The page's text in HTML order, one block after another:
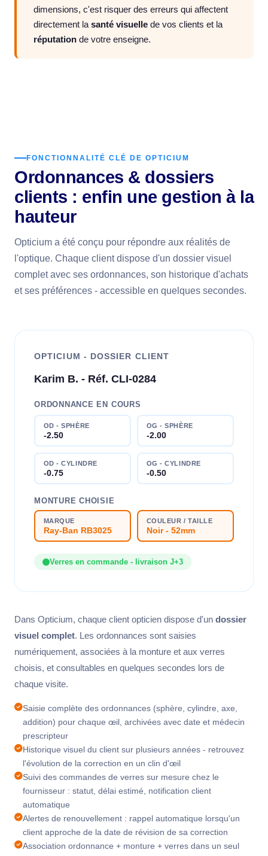
dimensions, c'est risquer des erreurs qui affectent
directement la santé visuelle de vos clients et la
réputation de votre enseigne.
FONCTIONNALITÉ CLÉ DE OPTICIUM
Ordonnances & dossiers
clients : enfin une gestion à la
hauteur
Opticium a été conçu pour répondre aux réalités de
l'optique. Chaque client dispose d'un dossier visuel
complet avec ses ordonnances, son historique d'achats
et ses préférences - accessible en quelques secondes.
OPTICIUM - DOSSIER CLIENT
Karim B. - Réf. CLI-0284
ORDONNANCE EN COURS
OD - SPHÈRE
-2.50
OG - SPHÈRE
-2.00
OD - CYLINDRE
-0.75
OG - CYLINDRE
-0.50
MONTURE CHOISIE
MARQUE
Ray-Ban RB3025
COULEUR / TAILLE
Noir - 52mm
Verres en commande - livraison J+3
Dans Opticium, chaque client opticien dispose d'un dossier
visuel complet. Les ordonnances sont saisies
numériquement, associées à la monture et aux verres
choisis, et consultables en quelques secondes lors de
chaque visite.
Saisie complète des ordonnances (sphère, cylindre, axe,
addition) pour chaque œil, archivées avec date et médecin
prescripteur
Historique visuel du client sur plusieurs années - retrouvez
l'évolution de la correction en un clin d'œil
Suivi des commandes de verres sur mesure chez le
fournisseur : statut, délai estimé, notification client
automatique
Alertes de renouvellement : rappel automatique lorsqu'un
client approche de la date de révision de sa correction
Association ordonnance + monture + verres dans un seul